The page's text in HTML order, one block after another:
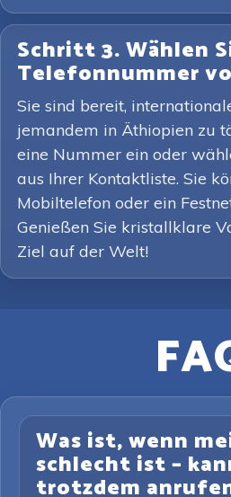
Schritt 3. Wählen
Telefonnummer
Sie sind bereit,
jemandem in Äthiopien zu
eine Nummer ein oder
aus Ihrer Kontaktliste. Sie
Mobiltelefon oder ein
Genießen Sie kristallklare
Ziel auf der Welt!
Was ist, wenn
schlecht ist –
trotzdem